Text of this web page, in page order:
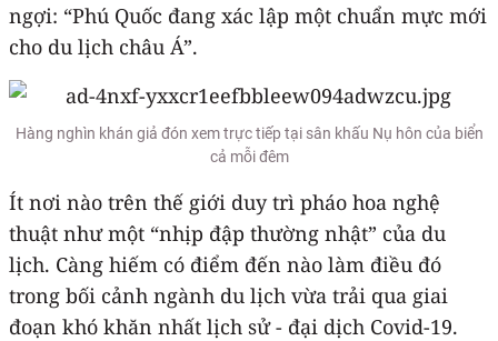
ngợi: “Phú Quốc đang xác lập một chuẩn mực mới
cho du lịch châu Á”.
Hàng nghìn khán giả đón xem trực tiếp tại sân khấu Nụ hôn của biển
cả mỗi đêm
Ít nơi nào trên thế giới duy trì pháo hoa nghệ
thuật như một “nhịp đập thường nhật” của du
lịch. Càng hiếm có điểm đến nào làm điều đó
trong bối cảnh ngành du lịch vừa trải qua giai
đoạn khó khăn nhất lịch sử - đại dịch Covid-19.